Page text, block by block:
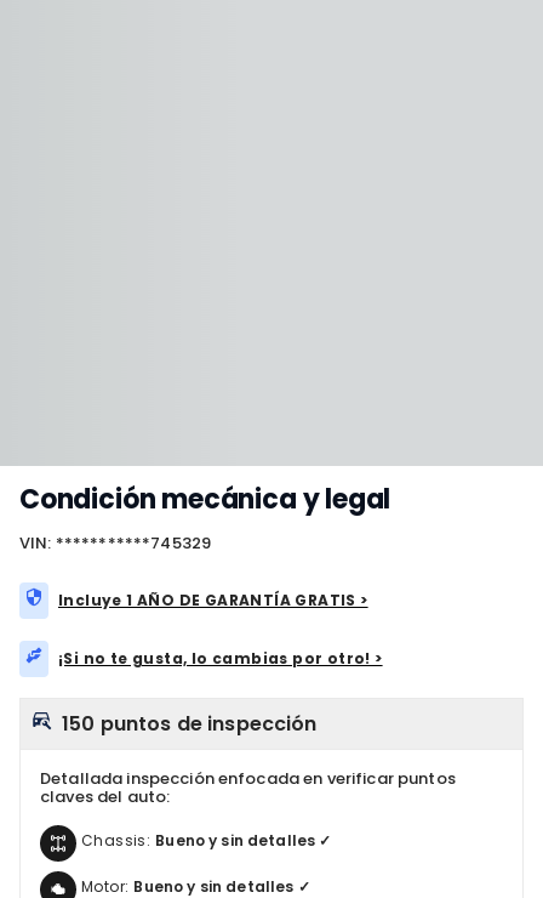
Condición mecánica y legal
VIN: ***********745329
Incluye 1 AÑO DE GARANTÍA GRATIS >
¡Si no te gusta, lo cambias por otro! >
150 puntos de inspección
Detallada inspección enfocada en verificar puntos
claves del auto:
Chassis: Bueno y sin detalles ✓
Motor: Bueno y sin detalles ✓